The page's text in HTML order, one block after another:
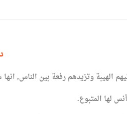
وتزيدهم رفعة بين الناس, انها
لها المتبوع.